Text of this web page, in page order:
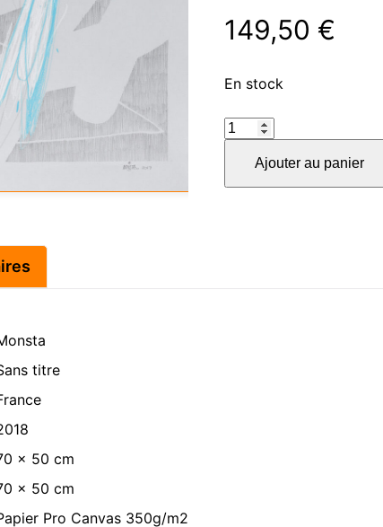
149,50 €
En stock
quantité
SansAjouter au panier
titre
x 50 cm
x 50 cm
Pro Canvas 350g/m2